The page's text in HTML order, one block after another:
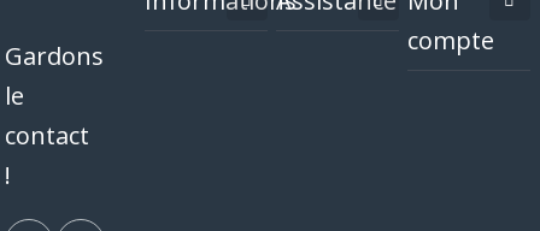
Gardons
le
contact
!
compte